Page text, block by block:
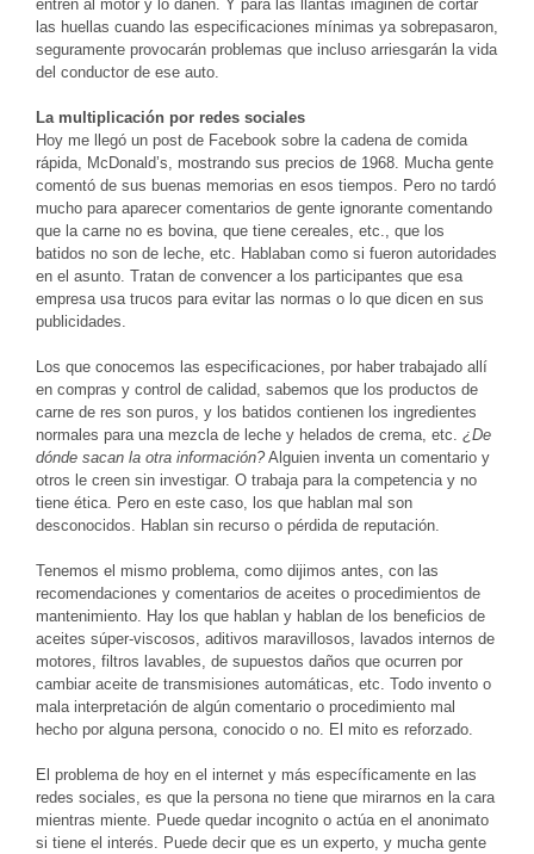
entren al motor y lo dañen. Y para las llantas imaginen de cortar
las huellas cuando las especificaciones mínimas ya sobrepasaron,
seguramente provocarán problemas que incluso arriesgarán la vida
del conductor de ese auto.
La multiplicación por redes sociales
Hoy me llegó un post de Facebook sobre la cadena de comida
rápida, McDonald’s, mostrando sus precios de 1968. Mucha gente
comentó de sus buenas memorias en esos tiempos. Pero no tardó
mucho para aparecer comentarios de gente ignorante comentando
que la carne no es bovina, que tiene cereales, etc., que los
batidos no son de leche, etc. Hablaban como si fueron autoridades
en el asunto. Tratan de convencer a los participantes que esa
empresa usa trucos para evitar las normas o lo que dicen en sus
publicidades.
Los que conocemos las especificaciones, por haber trabajado allí
en compras y control de calidad, sabemos que los productos de
carne de res son puros, y los batidos contienen los ingredientes
normales para una mezcla de leche y helados de crema, etc. ¿De
dónde sacan la otra información?Alguien inventa un comentario y
otros le creen sin investigar. O trabaja para la competencia y no
tiene ética. Pero en este caso, los que hablan mal son
desconocidos. Hablan sin recurso o pérdida de reputación.
Tenemos el mismo problema, como dijimos antes, con las
recomendaciones y comentarios de aceites o procedimientos de
mantenimiento. Hay los que hablan y hablan de los beneficios de
aceites súper-viscosos, aditivos maravillosos, lavados internos de
motores, filtros lavables, de supuestos daños que ocurren por
cambiar aceite de transmisiones automáticas, etc. Todo invento o
mala interpretación de algún comentario o procedimiento mal
hecho por alguna persona, conocido o no. El mito es reforzado.
El problema de hoy en el internet y más específicamente en las
redes sociales, es que la persona no tiene que mirarnos en la cara
mientras miente. Puede quedar incognito o actúa en el anonimato
si tiene el interés. Puede decir que es un experto, y mucha gente